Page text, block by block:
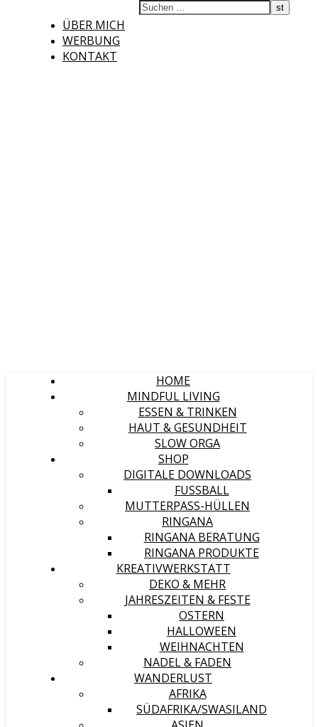
ÜBER MICH
WERBUNG
KONTAKT
HOME
MINDFUL LIVING
ESSEN & TRINKEN
HAUT & GESUNDHEIT
SLOW ORGA
SHOP
DIGITALE DOWNLOADS
FUSSBALL
MUTTERPASS-HÜLLEN
RINGANA
RINGANA BERATUNG
RINGANA PRODUKTE
KREATIVWERKSTATT
DEKO & MEHR
JAHRESZEITEN & FESTE
OSTERN
HALLOWEEN
WEIHNACHTEN
NADEL & FADEN
WANDERLUST
AFRIKA
SÜDAFRIKA/SWASILAND